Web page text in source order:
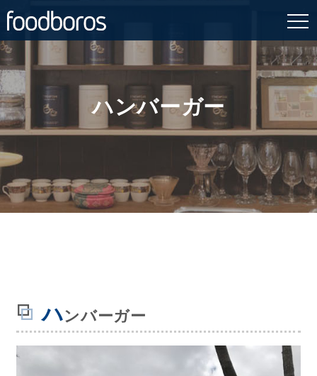
Skip
to
content
ハンバーガー
ハンバーガー